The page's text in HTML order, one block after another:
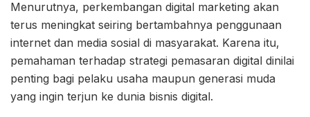
Menurutnya, perkembangan digital marketing akan
terus meningkat seiring bertambahnya penggunaan
internet dan media sosial di masyarakat. Karena itu,
pemahaman terhadap strategi pemasaran digital dinilai
penting bagi pelaku usaha maupun generasi muda
yang ingin terjun ke dunia bisnis digital.